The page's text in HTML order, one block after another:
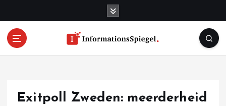
Exitpoll Zweden: meerderheid